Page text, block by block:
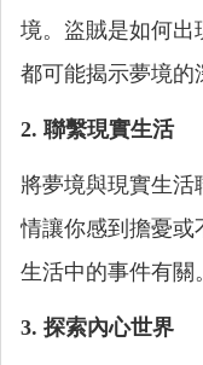
境。盜賊是如何出
都可能揭示夢境的
2. 聯繫現實生活
將夢境與現實生
情讓你感到擔憂或
生活中的事件有關。
3. 探索內心世界